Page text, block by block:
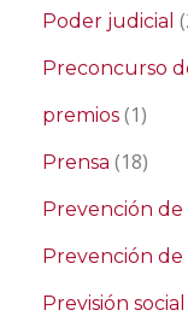
Poder judicial
Preconcurso
premios (1)
Prensa (18)
Prevención
Prevención de
Previsión